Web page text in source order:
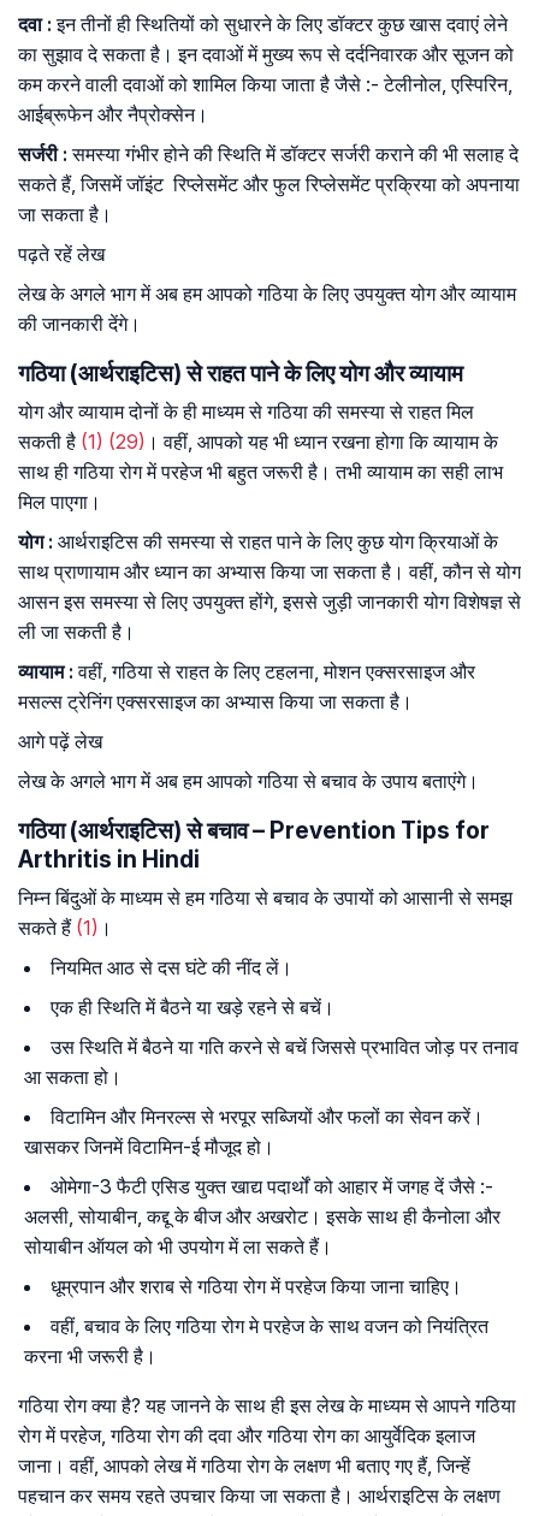
दवा: इन तीनों ही स्थितियों को सुधारने के लिए डॉक्टर कुछ खास दवाएं लेने
का सुझाव दे सकता है। इन दवाओं में मुख्य रूप से दर्दनिवारक और सूजन को
कम करने वाली दवाओं को शामिल किया जाता है जैसे :- टेलीनोल, एस्पिरिन,
आईब्रूफेन और नैप्रोक्सेन।
सर्जरी:समस्या गंभीर होने की स्थिति में डॉक्टर सर्जरी कराने की भी सलाह दे
सकते हैं, जिसमें जॉइंट रिप्लेसमेंट और फुल रिप्लेसमेंट प्रक्रिया को अपनाया
जा सकता है।
पढ़ते रहें लेख
लेख के अगले भाग में अब हम आपको गठिया के लिए उपयुक्त योग और व्यायाम
की जानकारी देंगे।
गठिया (आर्थराइटिस) से राहत पाने के लिए योग और व्यायाम
योग और व्यायाम दोनों के ही माध्यम से गठिया की समस्या से राहत मिल
सकती है (1) (29) । वहीं, आपको यह भी ध्यान रखना होगा कि व्यायाम के
साथ ही गठिया रोग में परहेज भी बहुत जरूरी है। तभी व्यायाम का सही लाभ
मिल पाएगा।
योग: आर्थराइटिस की समस्या से राहत पाने के लिए कुछ योग क्रियाओं के
साथ प्राणायाम और ध्यान का अभ्यास किया जा सकता है। वहीं, कौन से योग
आसन इस समस्या से लिए उपयुक्त होंगे, इससे जुड़ी जानकारी योग विशेषज्ञ से
ली जा सकती है।
व्यायाम:वहीं, गठिया से राहत के लिए टहलना, मोशन एक्सरसाइज और
मसल्स ट्रेनिंग एक्सरसाइज का अभ्यास किया जा सकता है।
आगे पढ़ें लेख
लेख के अगले भाग में अब हम आपको गठिया से बचाव के उपाय बताएंगे।
गठिया (आर्थराइटिस) से बचाव – Prevention Tips for
Arthritis in Hindi
निम्न बिंदुओं के माध्यम से हम गठिया से बचाव के उपायों को आसानी से समझ
सकते हैं (1) ।
नियमित आठ से दस घंटे की नींद लें।
एक ही स्थिति में बैठने या खड़े रहने से बचें।
उस स्थिति में बैठने या गति करने से बचें जिससे प्रभावित जोड़ पर तनाव
आ सकता हो।
विटामिन और मिनरल्स से भरपूर सब्जियों और फलों का सेवन करें।
खासकर जिनमें विटामिन-ई मौजूद हो।
ओमेगा-3 फैटी एसिड युक्त खाद्य पदार्थों को आहार में जगह दें जैसे :-
अलसी, सोयाबीन, कद्दू के बीज और अखरोट। इसके साथ ही कैनोला और
सोयाबीन ऑयल को भी उपयोग में ला सकते हैं।
धूम्रपान और शराब से गठिया रोग में परहेज किया जाना चाहिए।
वहीं, बचाव के लिए गठिया रोग मे परहेज के साथ वजन को नियंत्रित
करना भी जरूरी है।
गठिया रोग क्या है? यह जानने के साथ ही इस लेख के माध्यम से आपने गठिया
रोग में परहेज, गठिया रोग की दवा और गठिया रोग का आयुर्वेदिक इलाज
जाना। वहीं, आपको लेख में गठिया रोग के लक्षण भी बताए गए हैं, जिन्हें
पहचान कर समय रहते उपचार किया जा सकता है। आर्थराइटिस के लक्षण